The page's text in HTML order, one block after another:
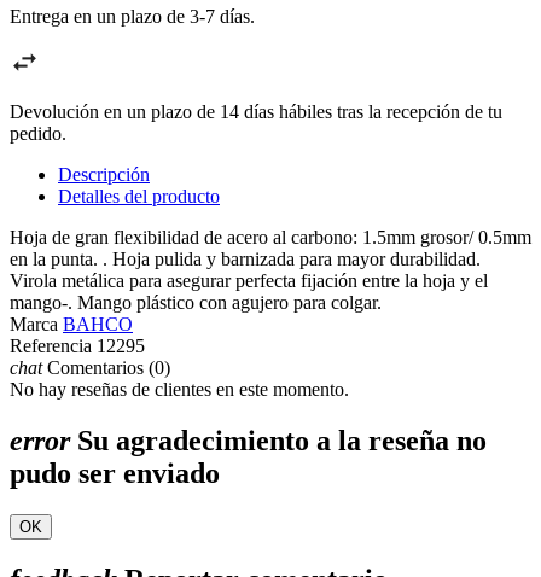
Entrega en un plazo de 3-7 días.
Devolución en un plazo de 14 días hábiles tras la recepción de tu
pedido.
Descripción
Detalles del producto
Hoja de gran flexibilidad de acero al carbono: 1.5mm grosor/ 0.5mm
en la punta. . Hoja pulida y barnizada para mayor durabilidad.
Virola metálica para asegurar perfecta fijación entre la hoja y el
mango-. Mango plástico con agujero para colgar.
Marca BAHCO
Referencia 12295
chatComentarios (0)
No hay reseñas de clientes en este momento.
errorSu agradecimiento a la reseña no
pudo ser enviado
OK